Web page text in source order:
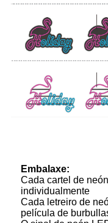
Embalaxe:
Cada cartel de
individualmente
Cada letreiro de
película de